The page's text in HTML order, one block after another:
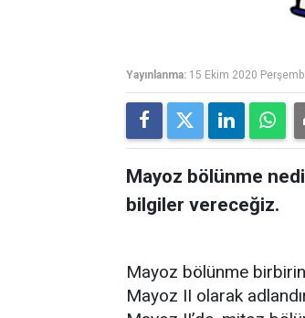
Yayınlanma: 15 Ekim 2020
Mayoz bölünme
bilgiler vereceğiz.
Mayoz bölünme
Mayoz II olarak